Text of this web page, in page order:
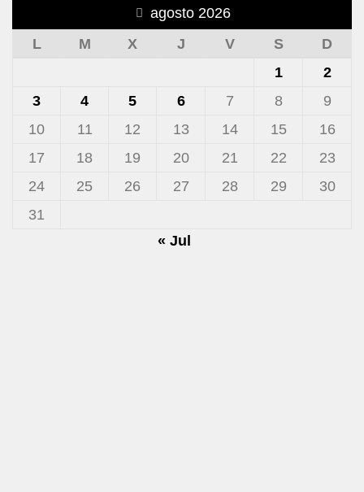
agosto 2026
L
M X J V S
D
1
2
3
4 5 6 7 8
9
10
11 12 13 14 15
16
17
18 19 20 21 22
23
24
25 26 27 28 29
30
31
« Jul